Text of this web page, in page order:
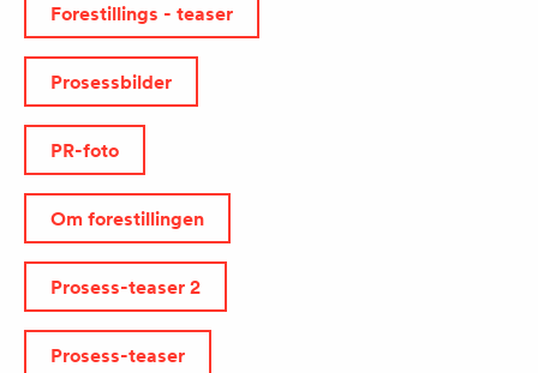
Forestillings - teaser
Prosessbilder
PR-foto
Om forestillingen
Prosess-teaser 2
Prosess-teaser